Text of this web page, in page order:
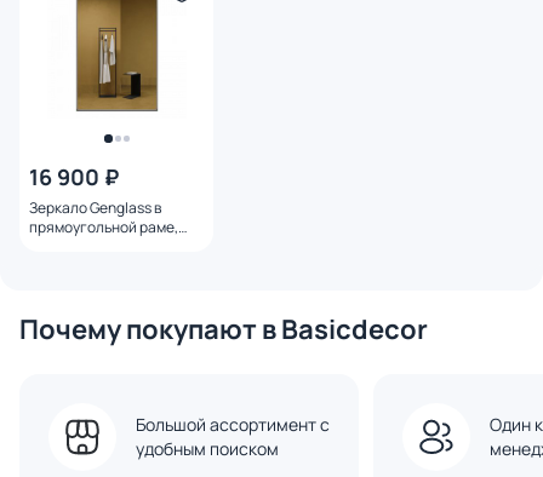
16 900 ₽
Зеркало Genglass в
прямоугольной раме,
Почему покупают в Basicdecor
Большой ассортимент с
удобным поиском
Один